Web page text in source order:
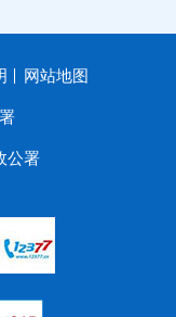
网站地图
公署